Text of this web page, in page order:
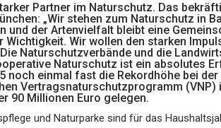
Partner im Naturschutz. Das
„Wir stehen zum Naturschutz in
und der Artenvielfalt bleibt eine
Wir wollen den starken
Naturschutzverbände und die
Naturschutz ist ein absolutes
noch einmal fast die Rekordhöhe bei
Vertragsnaturschutzprogramm (VNP)
90 Millionen Euro gelegen.
und Naturparke sind für das